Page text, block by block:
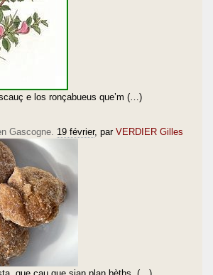
e los ronçabueus que’m (…)
Gascogne. 19 février, par VERDIER Gilles